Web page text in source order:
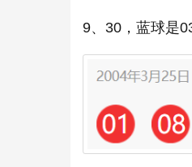
9、30，蓝球是